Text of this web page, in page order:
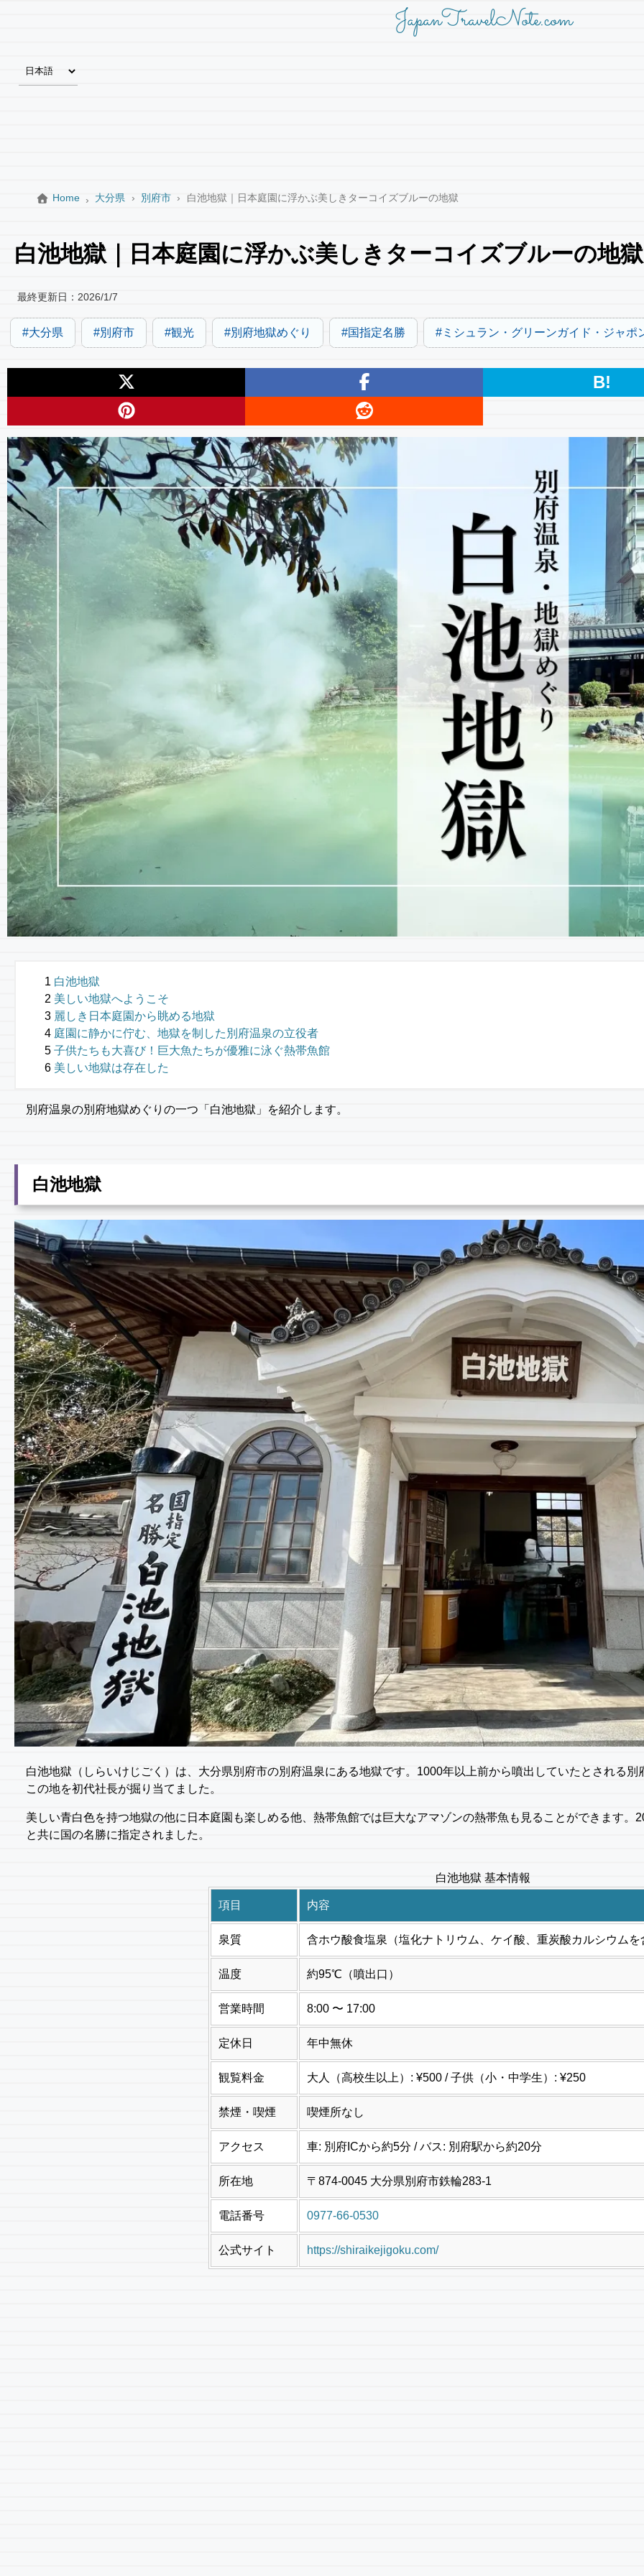
JapanTravelNote.com
Home 大分県 別府市 白池地獄｜日本庭園に浮かぶ美しきターコイズブルーの地獄
白池地獄｜日本庭園に浮かぶ美しきターコイズブルーの地獄
最終更新日： 2026/1/7
大分県 別府市 観光 別府地獄めぐり 国指定名勝 ミシュラン・グリーンガイド・ジャポ
B!
白池地獄
美しい地獄へようこそ
麗しき日本庭園から眺める地獄
庭園に静かに佇む、地獄を制した別府温泉の立役者
子供たちも大喜び！巨大魚たちが優雅に泳ぐ熱帯魚館
美しい地獄は存在した
別府温泉の別府地獄めぐりの一つ「白池地獄」を紹介します。
白池地獄
白池地獄（しらいけじごく）は、大分県別府市の別府温泉にある地獄です。1000年以上前から噴出していたとされる
この地を初代社長が掘り当てました。
美しい青白色を持つ地獄の他に日本庭園も楽しめる他、熱帯魚館では巨大なアマゾンの熱帯魚も見ることができます
と共に国の名勝に指定されました。
白池地獄 基本情報
項目 内容
泉質 含ホウ酸食塩泉（塩化ナトリウム、ケイ酸、重炭酸カルシウムを
温度 約95℃（噴出口）
営業時間 8:00 〜 17:00
定休日 年中無休
観覧料金 大人（高校生以上）: ¥500 / 子供（小・中学生）: ¥250
禁煙・喫煙 喫煙所なし
アクセス 車: 別府ICから約5分 / バス: 別府駅から約20分
所在地 〒874-0045 大分県別府市鉄輪283-1
電話番号 0977-66-0530
公式サイト https://shiraikejigoku.com/